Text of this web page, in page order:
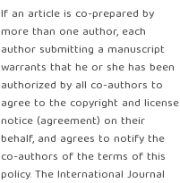
If an article is co-prepared by
more than one author, each
author submitting a manuscript
warrants that he or she has been
authorized by all co-authors to
agree to the copyright and license
notice (agreement) on their
behalf, and agrees to notify the
co-authors of the terms of this
policy. The International Journal